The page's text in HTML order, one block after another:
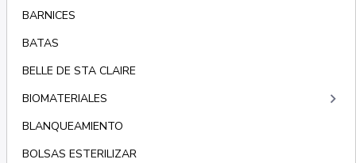
BARNICES
BATAS
BELLE DE STA CLAIRE
BIOMATERIALES
keyboard_arrow_right
BLANQUEAMIENTO
BOLSAS ESTERILIZAR